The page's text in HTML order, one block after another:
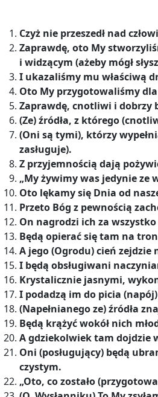
Czyż nie przeszedł nad
Zaprawdę, oto My
i widzącym (ażeby mógł
I ukazaliśmy mu właściwą
Oto My przygotowaliśmy
Zaprawdę, cnotliwi i dobrzy
(Ze) źródła, z którego
(Oni są tymi), którzy
zasługuje).
Z przyjemnością dają
„My żywimy was jedynie ze
Oto lękamy się Dnia od
Przeto Bóg z pewnością
On nagrodzi ich za
Będą opierać się tam na
A jego (Ogrodu) cień
I będą obsługiwani
Krystalicznie jasnymi,
I podadzą im do picia
(Napełnianego ze) źródła
Będą krążyć wokół nich
A gdziekolwiek tam dojdzie
Oni (posługujący) będą
czystym.
„Oto, co zostało